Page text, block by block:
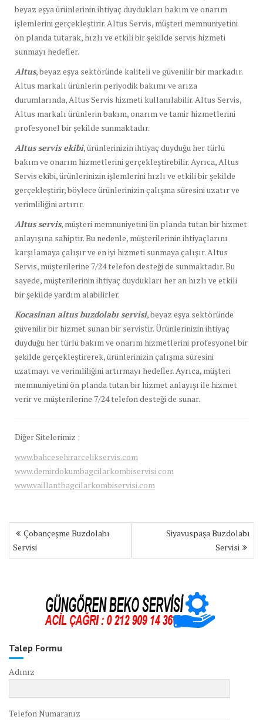
beyaz eşya ürünlerinin ihtiyaç duydukları bakım ve onarım
işlemlerini gerçekleştirir. Altus Servis, müşteri memnuniyetini
ön planda tutarak, hızlı ve etkili bir şekilde servis hizmeti
sunmayı hedefler.
Altus, beyaz eşya sektöründe kaliteli ve güvenilir bir markadır.
Altus markalı ürünlerin periyodik bakımı ve arıza
durumlarında, Altus Servis hizmeti kullanılabilir. Altus Servis,
Altus markalı ürünlerin bakım, onarım ve tamir hizmetlerini
profesyonel bir şekilde sunmaktadır.
Altus servis ekibi, ürünlerinizin ihtiyaç duyduğu her türlü
bakım ve onarım hizmetlerini gerçekleştirebilir. Ayrıca, Altus
Servis ekibi, ürünlerinizin işlemlerini hızlı ve etkili bir şekilde
gerçekleştirir, böylece ürünlerinizin çalışma süresini uzatır ve
verimliliğini artırır.
Altus servis, müşteri memnuniyetini ön planda tutan bir hizmet
anlayışına sahiptir. Bu nedenle, müşterilerinin ihtiyaçlarını
karşılamaya çalışır ve en iyi hizmeti sunmaya çalışır. Altus
Servis, müşterilerine 7/24 telefon desteği de sunmaktadır. Bu
sayede, müşterilerinin ihtiyaç duydukları her an hızlı ve etkili
bir şekilde yardım alabilirler.
Kocasinan altus buzdolabı servisi, beyaz eşya sektöründe
güvenilir bir hizmet sunan bir servistir. Ürünlerinizin ihtiyaç
duyduğu her türlü bakım ve onarım hizmetlerini profesyonel bir
şekilde gerçekleştirerek, ürünlerinizin çalışma süresini
uzatmayı ve verimliliğini artırmayı hedefler. Ayrıca, müşteri
memnuniyetini ön planda tutan bir hizmet anlayışı ile hizmet
verir ve müşterilerine 7/24 telefon desteği de sunar.
Diğer Sitelerimiz ;
www.bahcesehirarcelikservis.com
www.demirdokumbagcilarkombiservisi.com
www.vaillantbagcilarkombiservisi.com
Yazı
gezinmesi
Çobançeşme Buzdolabı
Servisi
Siyavuspaşa Buzdolabı
Servisi
Talep Formu
Adınız
Telefon Numaranız